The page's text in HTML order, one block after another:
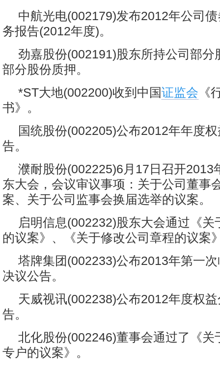
中航光电(002179)发布2012年公司
务报告(2012年度)。
劲嘉股份(002191)股东所持公司部分
部分股份质押。
*ST大地(002200)收到中国证监会 《
书》。
国统股份(002205)公布2012年年度
告。
濮耐股份(002225)6月17日召开2013
东大会，会议审议事项：关于公司董事
案、关于公司监事会换届选举的议案。
启明信息(002232)股东大会通过《关
的议案》、《关于修改公司章程的议案
塔牌集团(002233)公布2013年第一
决议公告。
天威视讯(002238)公布2012年度权
告。
北化股份(002246)董事会通过了《关
专户的议案》。